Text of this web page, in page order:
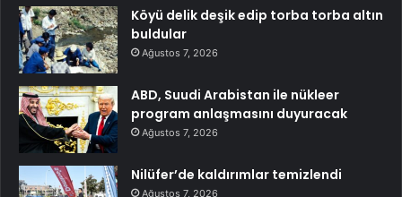
Köyü delik deşik edip torba torba altın
buldular
Ağustos 7, 2026
ABD, Suudi Arabistan ile nükleer
program anlaşmasını duyuracak
Ağustos 7, 2026
Nilüfer’de kaldırımlar temizlendi
Ağustos 7, 2026